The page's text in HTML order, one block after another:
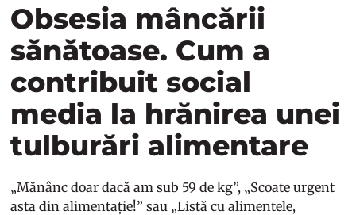
Obsesia mâncării
sănătoase. Cum a
contribuit social
media la hrănirea unei
tulburări alimentare
„Mănânc doar dacă am sub 59 de kg”, „Scoate urgent
asta din alimentație!” sau „Listă cu alimentele,